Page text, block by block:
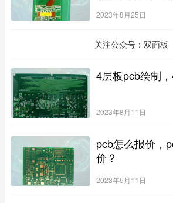
2023年8月25日
关注公众号：双面板
4层板pcb绘制
2023年8月11日
pcb怎么报价，
价？
2023年5月11日